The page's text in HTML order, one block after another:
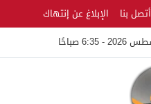
أتصل بنا
الإبلاغ عن إنتهاك